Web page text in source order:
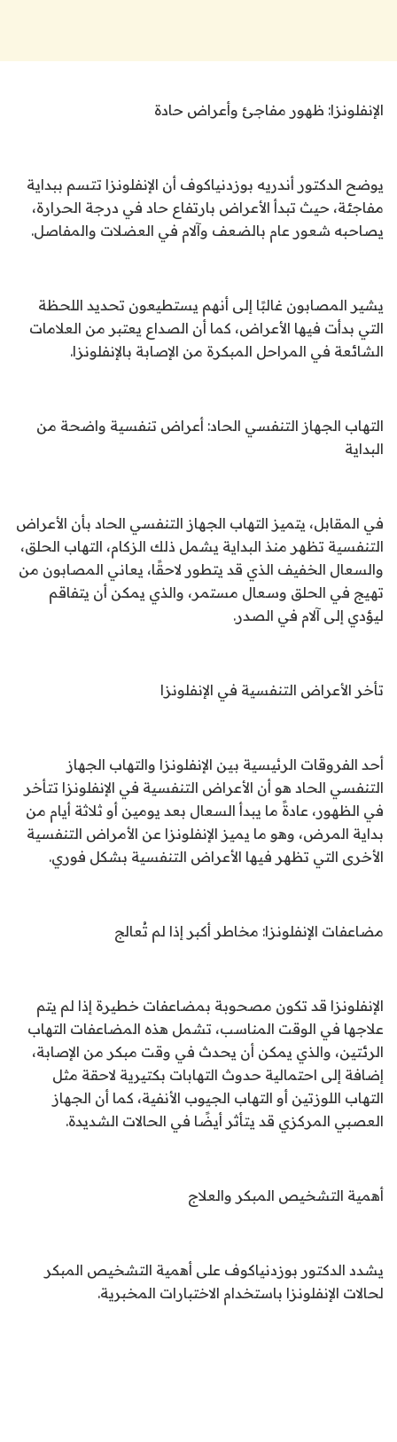
الإنفلونزا: ظهور مفاجئ وأعراض حادة
يوضح الدكتور أندريه بوزدنياكوف أن الإنفلونزا تتسم ببداية
مفاجئة، حيث تبدأ الأعراض بارتفاع حاد في درجة الحرارة،
يصاحبه شعور عام بالضعف وآلام في العضلات والمفاصل.
يشير المصابون غالبًا إلى أنهم يستطيعون تحديد اللحظة
التي بدأت فيها الأعراض، كما أن الصداع يعتبر من العلامات
الشائعة في المراحل المبكرة من الإصابة بالإنفلونزا.
التهاب الجهاز التنفسي الحاد: أعراض تنفسية واضحة من
البداية
في المقابل، يتميز التهاب الجهاز التنفسي الحاد بأن الأعراض
التنفسية تظهر منذ البداية يشمل ذلك الزكام، التهاب الحلق،
والسعال الخفيف الذي قد يتطور لاحقًا، يعاني المصابون من
تهيج في الحلق وسعال مستمر، والذي يمكن أن يتفاقم
ليؤدي إلى آلام في الصدر.
تأخر الأعراض التنفسية في الإنفلونزا
أحد الفروقات الرئيسية بين الإنفلونزا والتهاب الجهاز
التنفسي الحاد هو أن الأعراض التنفسية في الإنفلونزا تتأخر
في الظهور، عادةً ما يبدأ السعال بعد يومين أو ثلاثة أيام من
بداية المرض، وهو ما يميز الإنفلونزا عن الأمراض التنفسية
الأخرى التي تظهر فيها الأعراض التنفسية بشكل فوري.
مضاعفات الإنفلونزا: مخاطر أكبر إذا لم تُعالج
الإنفلونزا قد تكون مصحوبة بمضاعفات خطيرة إذا لم يتم
علاجها في الوقت المناسب، تشمل هذه المضاعفات التهاب
الرئتين، والذي يمكن أن يحدث في وقت مبكر من الإصابة،
إضافة إلى احتمالية حدوث التهابات بكتيرية لاحقة مثل
التهاب اللوزتين أو التهاب الجيوب الأنفية، كما أن الجهاز
العصبي المركزي قد يتأثر أيضًا في الحالات الشديدة.
أهمية التشخيص المبكر والعلاج
يشدد الدكتور بوزدنياكوف على أهمية التشخيص المبكر
لحالات الإنفلونزا باستخدام الاختبارات المخبرية.